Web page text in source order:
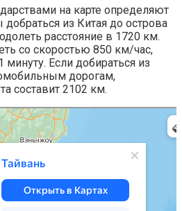
на карте определяют
из Китая до острова
расстояние в 1720 км.
со скоростью 850 км/час,
минуту. Если добираться из
дорогам,
составит 2102 км.